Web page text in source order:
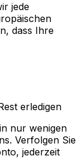
jede
dass Ihre
erledigen
nur wenigen
Verfolgen Sie
jederzeit